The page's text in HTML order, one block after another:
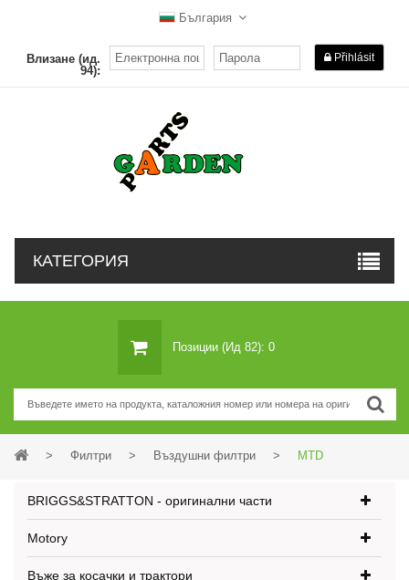
България
Влизане (ид.
94):
Přihlásit
КАТЕГОРИЯ
Позиции (ид 82): 0
> Филтри > Въздушни филтри > MTD
BRIGGS&STRATTON - оригинални части
Motory
Въже за косачки и трактори